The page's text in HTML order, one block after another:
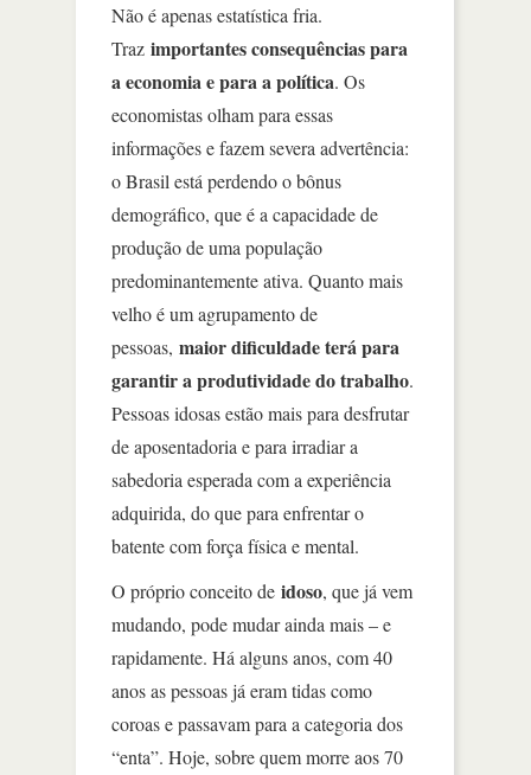
Não é apenas estatística fria.
Traz importantes consequências para
a economia e para a política. Os
economistas olham para essas
informações e fazem severa advertência:
o Brasil está perdendo o bônus
demográfico, que é a capacidade de
produção de uma população
predominantemente ativa. Quanto mais
velho é um agrupamento de
pessoas, maior dificuldade terá para
garantir a produtividade do trabalho.
Pessoas idosas estão mais para desfrutar
de aposentadoria e para irradiar a
sabedoria esperada com a experiência
adquirida, do que para enfrentar o
batente com força física e mental.
O próprio conceito de idoso, que já vem
mudando, pode mudar ainda mais – e
rapidamente. Há alguns anos, com 40
anos as pessoas já eram tidas como
coroas e passavam para a categoria dos
“enta”. Hoje, sobre quem morre aos 70